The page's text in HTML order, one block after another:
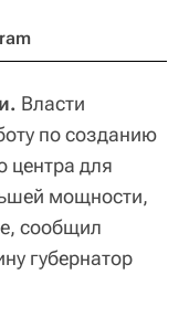
Власти
по созданию
центра для
мощности,
сообщил
губернатор